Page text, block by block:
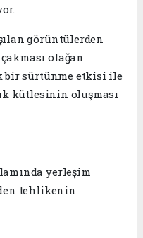
görüntülerden
olağan
bir sürtünme etkisi ile
kütlesinin oluşması
yerleşim
tehlikenin